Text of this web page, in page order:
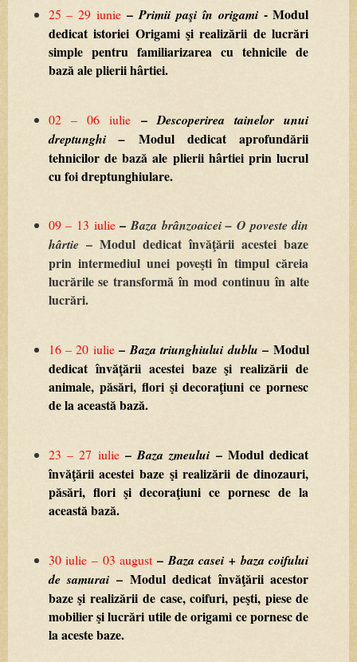
25 –29 iunie –Primii paşi în origami - Modul
dedicat istoriei Origami şi realizării de lucrări
simple pentru familiarizarea cu tehnicile de
bazăaleplieriihârtiei.
02–06 iulie – Descoperirea tainelor unui
dreptunghi– Modul dedicat
aprofundării
tehnicilor de bază ale plierii hârtiei prin lucrul
cu foidreptunghiulare.
09– 13 iulie – Baza brânzoaicei–O poveste din
hârtie– Modul dedicat învăţării acestei baze
prin intermediul unei poveşti în timpul căreia
lucrările se transformă în mod continuu în alte
lucrări.
16–20 iulie –Baza triunghiului dublu – Modul
dedicat învăţării acestei baze şi realizării de
animale, păsări, flori şi decoraţiuni ce pornesc
delaaceastăbază.
23 –27 iulie –Baza zmeului –Modul dedicat
învăţării acestei baze şi realizării de dinozauri,
păsări, flori şi decoraţiuni ce pornesc de la
aceastăbază.
30 iulie – 03 august –Baza casei + baza coifului
de samurai – Modul dedicat învăţării acestor
baze şi realizării de case, coifuri, peşti, piese de
mobilierşilucrări utiledeorigami cepornescde
laacestebaze.